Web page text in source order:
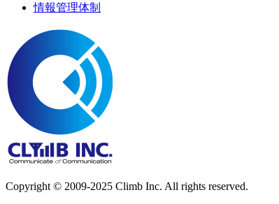
情報管理体制
Copyright © 2009-2025 Climb Inc. All rights reserved.